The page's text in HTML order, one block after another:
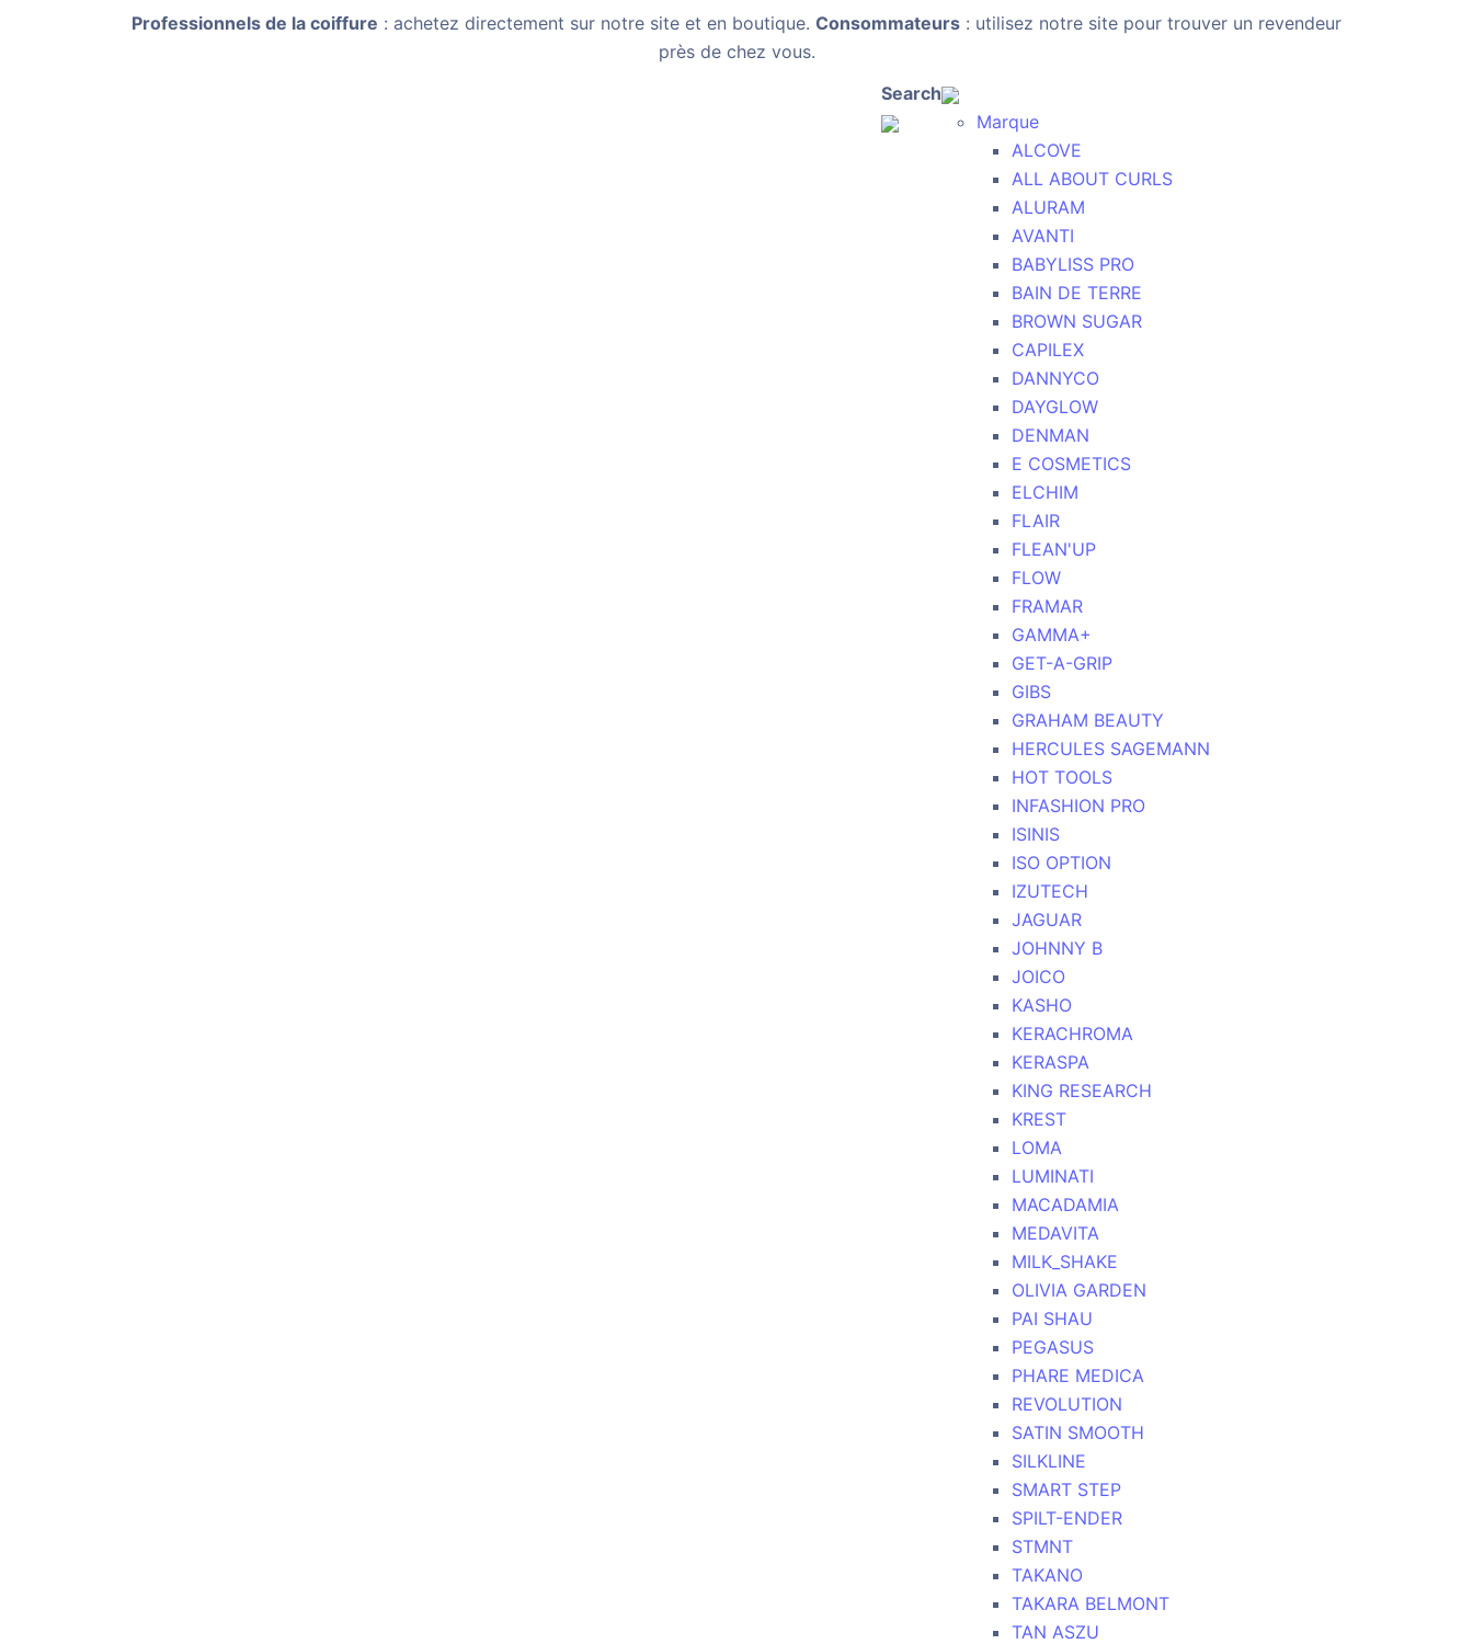
Professionnels de la coiffure : achetez directement sur notre site et en boutique. Consommateurs : utilisez notre site pour trouver un revendeur
près de chez vous.
Search
Marque
ALCOVE
ALL ABOUT CURLS
ALURAM
AVANTI
BABYLISS PRO
BAIN DE TERRE
BROWN SUGAR
CAPILEX
DANNYCO
DAYGLOW
DENMAN
E COSMETICS
ELCHIM
FLAIR
FLEAN'UP
FLOW
FRAMAR
GAMMA+
GET-A-GRIP
GIBS
GRAHAM BEAUTY
HERCULES SAGEMANN
HOT TOOLS
INFASHION PRO
ISINIS
ISO OPTION
IZUTECH
JAGUAR
JOHNNY B
JOICO
KASHO
KERACHROMA
KERASPA
KING RESEARCH
KREST
LOMA
LUMINATI
MACADAMIA
MEDAVITA
MILK_SHAKE
OLIVIA GARDEN
PAI SHAU
PEGASUS
PHARE MEDICA
REVOLUTION
SATIN SMOOTH
SILKLINE
SMART STEP
SPILT-ENDER
STMNT
TAKANO
TAKARA BELMONT
TAN ASZU